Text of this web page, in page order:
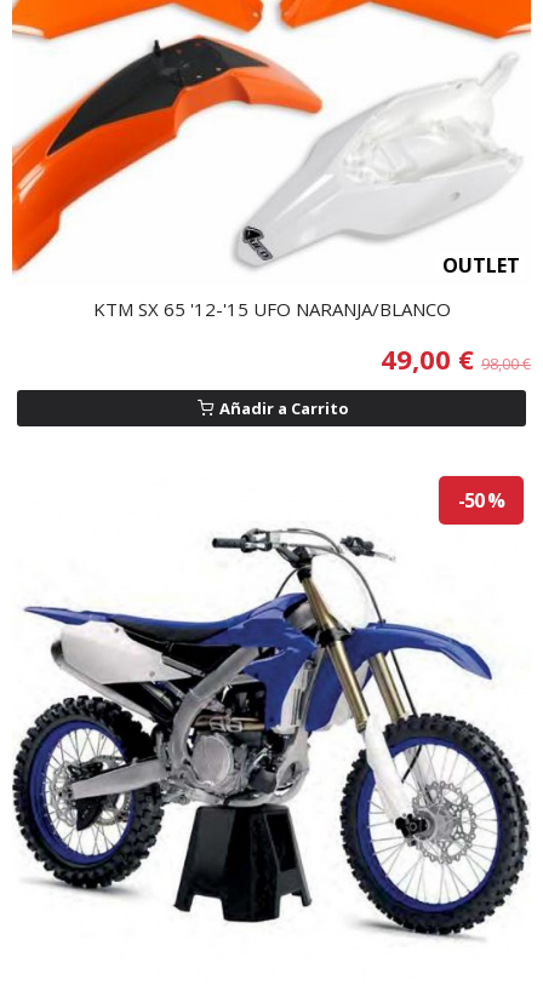
OUTLET
KTM SX 65 '12-'15 UFO NARANJA/BLANCO
49,00 € 98,00 €
Añadir a Carrito
-50 %